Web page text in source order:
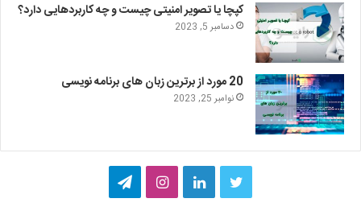
کپچا یا تصویر امنیتی چیست و چه کاربردهایی دارد؟
دسامبر 5, 2023
20 مورد از برترین زبان های برنامه نویسی
نوامبر 25, 2023